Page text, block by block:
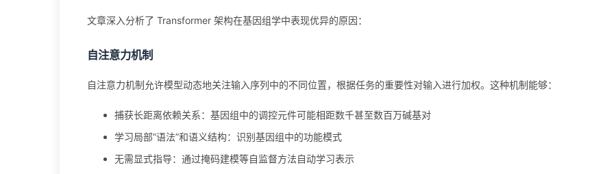
文章深入分析了 Transformer 架构在基因组学中表现优异的原因：
自注意力机制
自注意力机制允许模型动态地关注输入序列中的不同位置，根据任务的重要性对输入进行加权。这种机制能够：
捕获长距离依赖关系：基因组中的调控元件可能相距数千甚至数百万碱基对
学习局部”语法”和语义结构：识别基因组中的功能模式
无需显式指导：通过掩码建模等自监督方法自动学习表示